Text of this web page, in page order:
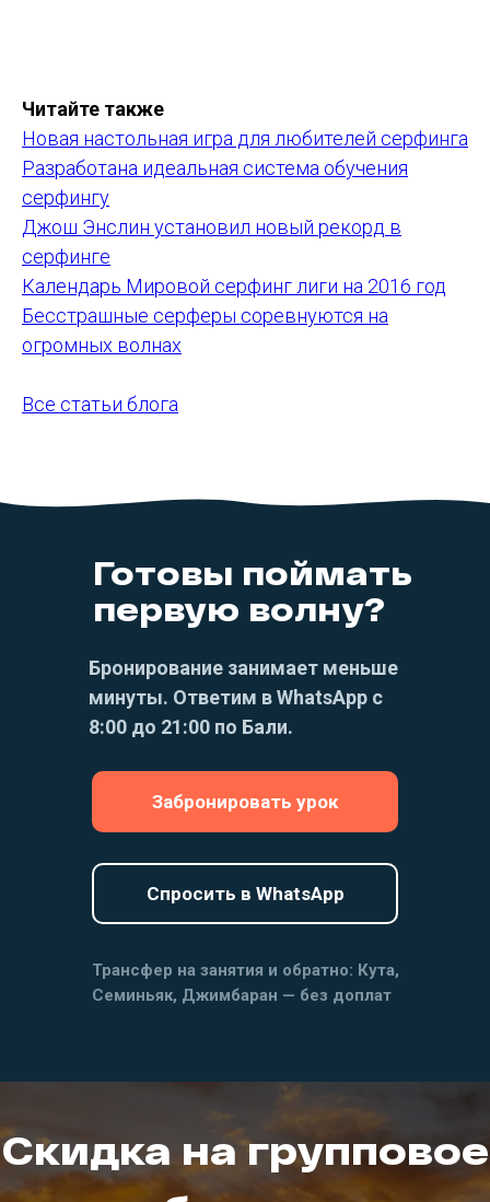
Читайте также
Новая настольная игра для любителей серфинга
Разработана идеальная система обучения
серфингу
Джош Энслин установил новый рекорд в
серфинге
Календарь Мировой серфинг лиги на 2016 год
Бесстрашные серферы соревнуются на
огромных волнах
Все статьи блога
Бронирование занимает меньше
минуты. Ответим в WhatsApp с
8:00 до 21:00 по Бали.
Готовы поймать
первую волну?
Спросить в WhatsApp
Забронировать урок
Трансфер на занятия и обратно: Кута,
Семиньяк, Джимбаран — без доплат
Скидка на групповое